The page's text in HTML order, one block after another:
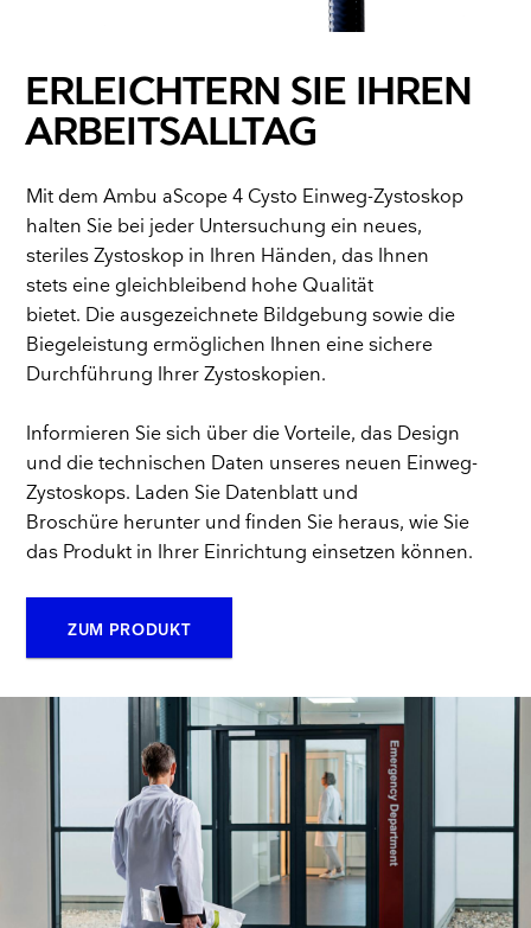
ERLEICHTERN SIE IHREN
ARBEITSALLTAG
Mit dem Ambu aScope 4 Cysto Einweg-Zystoskop
halten Sie bei jeder Untersuchung ein neues,
steriles Zystoskop in Ihren Händen, das Ihnen
stets eine gleichbleibend hohe Qualität
bietet. Die ausgezeichnete Bildgebung sowie die
Biegeleistung ermöglichen Ihnen eine sichere
Durchführung Ihrer Zystoskopien.
Informieren Sie sich über die Vorteile, das Design
und die technischen Daten unseres neuen Einweg-
Zystoskops. Laden Sie Datenblatt und
Broschüre herunter und finden Sie heraus, wie Sie
das Produkt in Ihrer Einrichtung einsetzen können.
ZUM PRODUKT